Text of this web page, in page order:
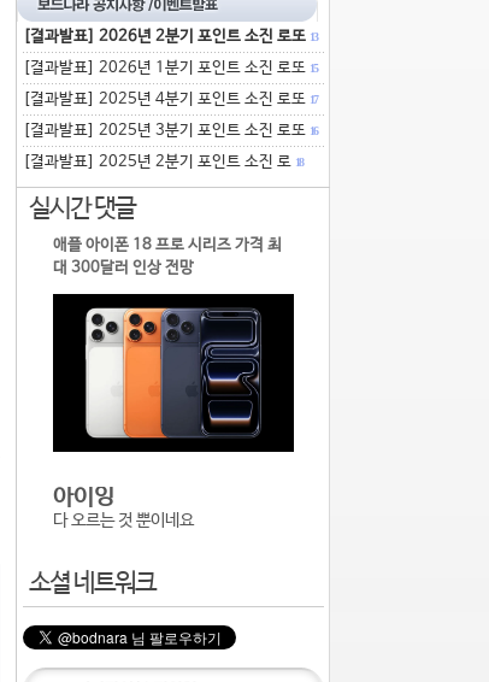
[결과발표] 2026년 2분기 포인트 소진 로또 13
[결과발표] 2026년 1분기 포인트 소진 로또 15
[결과발표] 2025년 4분기 포인트 소진 로또 17
[결과발표] 2025년 3분기 포인트 소진 로또 16
[결과발표] 2025년 2분기 포인트 소진 로 18
실시간 댓글
애플 아이폰 18 프로 시리즈 가격 최
대 300달러 인상 전망
아이잉
다 오르는 것 뿐이네요
소셜 네트워크